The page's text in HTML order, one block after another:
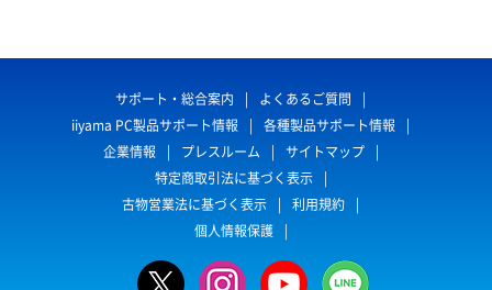
サポート・総合案内
よくあるご質問
iiyama PC製品サポート情報
各種製品サポート情報
企業情報
プレスルーム
サイトマップ
特定商取引法に基づく表示
古物営業法に基づく表示
利用規約
個人情報保護